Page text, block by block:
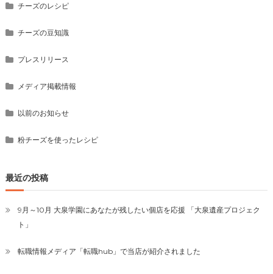
チーズのレシピ
チーズの豆知識
プレスリリース
メディア掲載情報
以前のお知らせ
粉チーズを使ったレシピ
最近の投稿
9月～10月 大泉学園にあなたが残したい個店を応援 「大泉遺産プロジェク
ト」
転職情報メディア「転職hub」で当店が紹介されました